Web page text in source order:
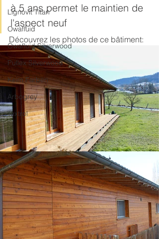
Lignovit Titan
Owafluid
Owafluid Silverwood
Pullex Silverwood
Keim Farben
Arbogrey
Textrol
à 5 ans permet le maintien de
l'aspect neuf
Découvrez les photos de ce bâtiment: